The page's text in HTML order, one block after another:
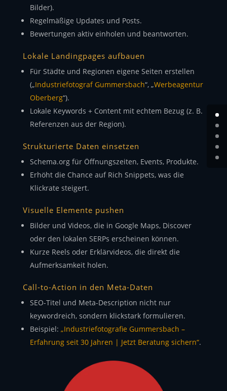
Bilder).
Regelmäßige Updates und Posts.
Bewertungen aktiv einholen und beantworten.
Lokale Landingpages aufbauen
Für Städte und Regionen eigene Seiten erstellen
(„Industriefotograf Gummersbach“, „Werbeagentur
Oberberg“).
Lokale Keywords + Content mit echtem Bezug (z. B.
Referenzen aus der Region).
Strukturierte Daten einsetzen
Schema.org für Öffnungszeiten, Events, Produkte.
Erhöht die Chance auf Rich Snippets, was die
Klickrate steigert.
Visuelle Elemente pushen
Bilder und Videos, die in Google Maps, Discover
oder den lokalen SERPs erscheinen können.
Kurze Reels oder Erklärvideos, die direkt die
Aufmerksamkeit holen.
Call-to-Action in den Meta-Daten
SEO-Titel und Meta-Description nicht nur
keywordreich, sondern klickstark formulieren.
Beispiel: „Industriefotografie Gummersbach –
Erfahrung seit 30 Jahren | Jetzt Beratung sichern“.